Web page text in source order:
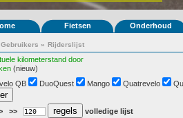
Fietsen Onderhoud
Gebruikers » Rijderslijst
kilometerstand door
(nieuw)
QB DuoQuest Mango Quatrevelo
>> volledige lijst